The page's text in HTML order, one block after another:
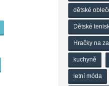
dětské
Dětské
Hračky na
kuchyně
letní móda